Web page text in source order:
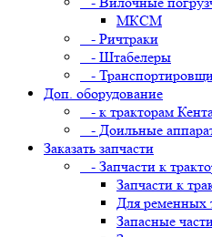
МКСМ
- Ричтраки
- Штабелеры
-
Доп. оборудование
- к тракторам
- Доильные
Заказать запчасти
- Запчасти к
Запчасти к
Для ременных
Запасные